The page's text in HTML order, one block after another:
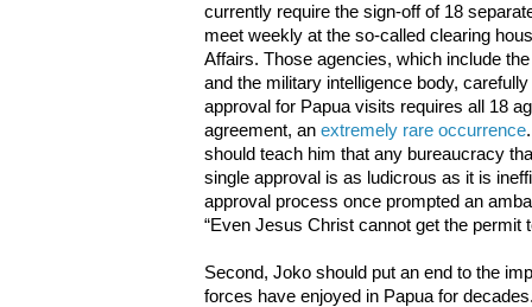
currently require the sign-off of 18
meet weekly at the so-called clearing
Affairs. Those agencies, which include
and the military intelligence body,
approval for Papua visits requires all 18
agreement, an extremely rare occurrence
should teach him that any bureaucracy
single approval is as ludicrous as it is
approval process once prompted an
“Even Jesus Christ cannot get the permit
Second, Joko should put an end to the
forces have enjoyed in Papua for